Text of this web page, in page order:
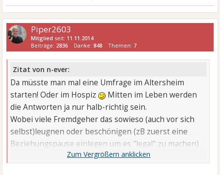
Piper2603
Mitglied seit: 11.11.2014
Beiträge: 2836 Danke:848 Themen: 7
Zitat von n-ever:
Da müsste man mal eine Umfrage im Altersheim
starten! Oder im Hospiz
Mitten im Leben werden
die Antworten ja nur halb-richtig sein.
Wobei viele Fremdgeher das sowieso (auch vor sich
selbst)leugnen oder beschönigen (zB zuerst eine
Beziehungspause einlegen um es "legal" zu machen)
und "in Beziehungen" immer treu sind. Oder bei